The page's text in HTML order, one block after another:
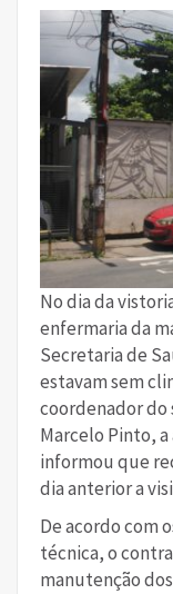
No dia da
enfermaria da
Secretaria de
estavam sem
coordenador do
Marcelo Pinto,
informou que
dia anterior a
De acordo com
técnica, o
manutenção